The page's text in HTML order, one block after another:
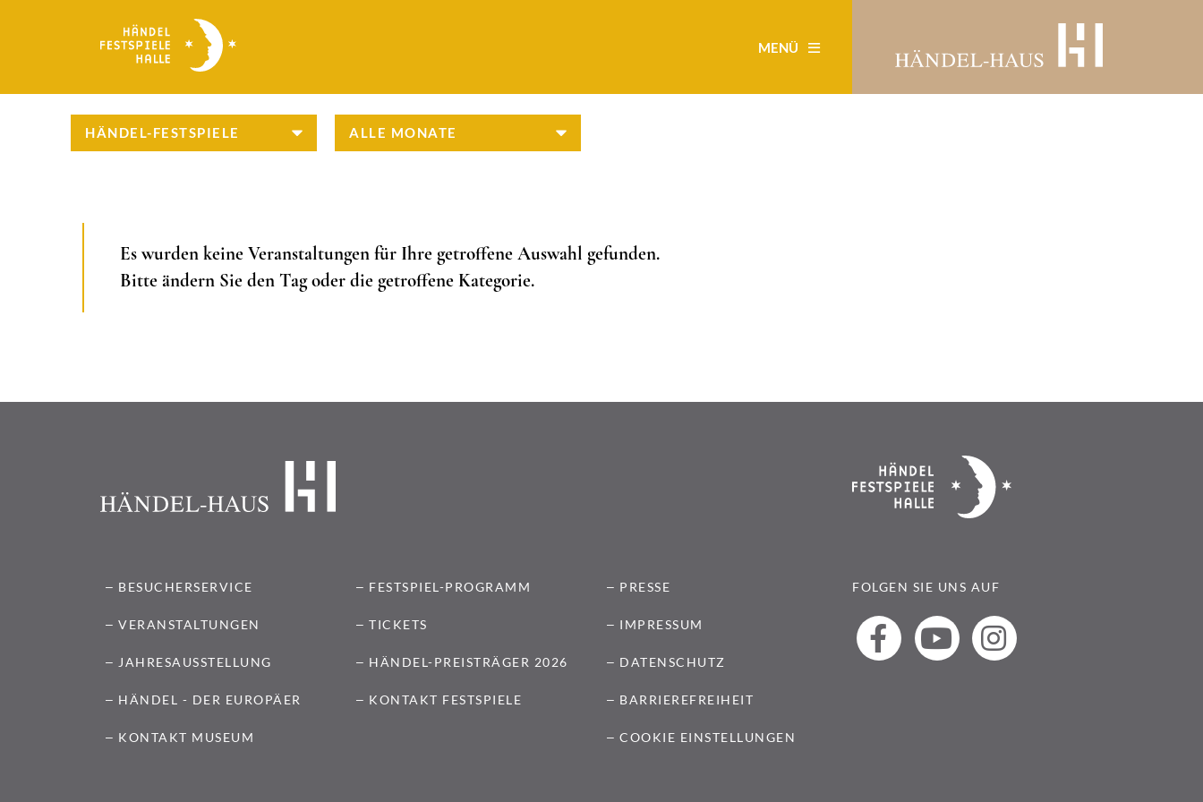
MENÜ
Es wurden keine Veranstaltungen für Ihre getroffene Auswahl gefunden.
Bitte ändern Sie den Tag oder die getroffene Kategorie.
BESUCHERSERVICE
VERANSTALTUNGEN
JAHRESAUSSTELLUNG
HÄNDEL - DER EUROPÄER
KONTAKT MUSEUM
FESTSPIEL-PROGRAMM
TICKETS
HÄNDEL-PREISTRÄGER 2026
KONTAKT FESTSPIELE
PRESSE
IMPRESSUM
DATENSCHUTZ
BARRIEREFREIHEIT
COOKIE EINSTELLUNGEN
FOLGEN SIE UNS AUF